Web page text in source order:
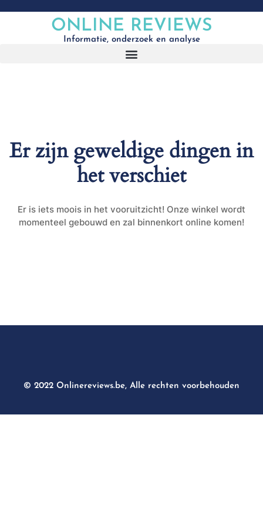
ONLINE REVIEWS
Informatie, onderzoek en analyse
Er zijn geweldige dingen in
het verschiet
Er is iets moois in het vooruitzicht! Onze winkel wordt
momenteel gebouwd en zal binnenkort online komen!
© 2022 Onlinereviews.be, Alle rechten voorbehouden